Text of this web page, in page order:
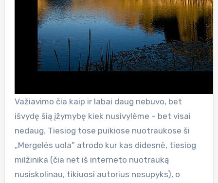
Važiavimo čia kaip ir labai daug nebuvo, bet
išvydę šią įžymybę kiek nusivylėme – bet visai
nedaug. Tiesiog tose puikiose nuotraukose ši
„Mergelės uola” atrodo kur kas didesnė, tiesiog
milžinika (čia net iš interneto nuotrauką
nusiskolinau, tikiuosi autorius nesupyks), o